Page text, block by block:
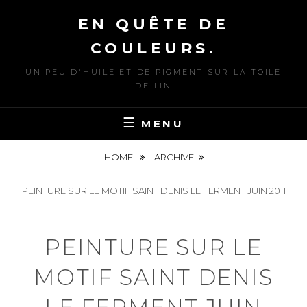
EN QUÊTE DE
COULEURS.
UN PEU D'HUILE ET DE PIGMENT SUR LA TOILE
DE LIN
MENU
HOME ARCHIVE
PEINTURE SUR LE MOTIF SAINT DENIS LE FERMENT JUIN 2011
PEINTURE SUR LE
MOTIF SAINT DENIS